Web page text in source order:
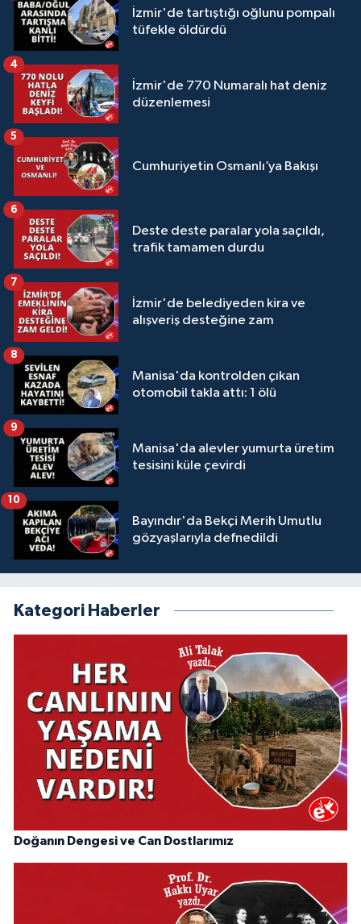
İzmir'de tartıştığı oğlunu pompalı
tüfekle öldürdü
İzmir'de 770 Numaralı hat deniz
düzenlemesi
4
Cumhuriyetin Osmanlı’ya Bakışı
5
Deste deste paralar yola saçıldı,
trafik tamamen durdu
6
İzmir'de belediyeden kira ve
alışveriş desteğine zam
7
Manisa'da kontrolden çıkan
otomobil takla attı: 1 ölü
8
Manisa'da alevler yumurta üretim
tesisini küle çevirdi
9
Bayındır'da Bekçi Merih Umutlu
gözyaşlarıyla defnedildi
10
Kategori Haberler
Doğanın Dengesi ve Can Dostlarımız